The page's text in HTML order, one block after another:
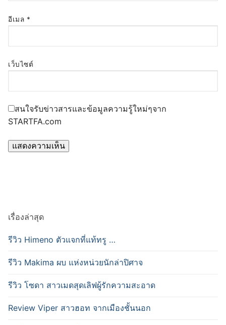
อีเมล *
เว็บไซต์
สนใจรับข่าวสารและข้อมูลความรู้ใหม่ๆจาก
STARTFA.com
เรื่องล่าสุด
รีวิว Himeno ตัวแจกที่แท้ทรู …
รีวิว Makima ผบ แห่งหน่วยนักล่าปิศาจ
รีวิว โซดา สาวเมดสุดเลิฟผู้รักความสะอาด
Review Viper สาวฮอท จากเมืองชั้นนอก